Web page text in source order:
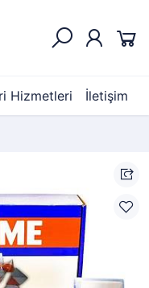
Hizmetleri İletişim